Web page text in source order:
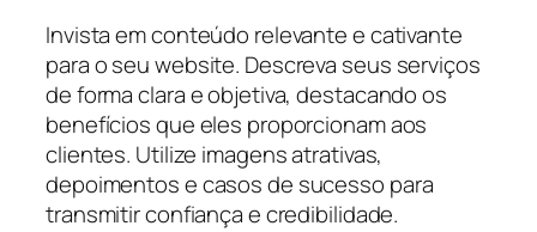
Invista em conteúdo relevante e cativante
para o seu website. Descreva seus serviços
de forma clara e objetiva, destacando os
benefícios que eles proporcionam aos
clientes. Utilize imagens atrativas,
depoimentos e casos de sucesso para
transmitir confiança e credibilidade.